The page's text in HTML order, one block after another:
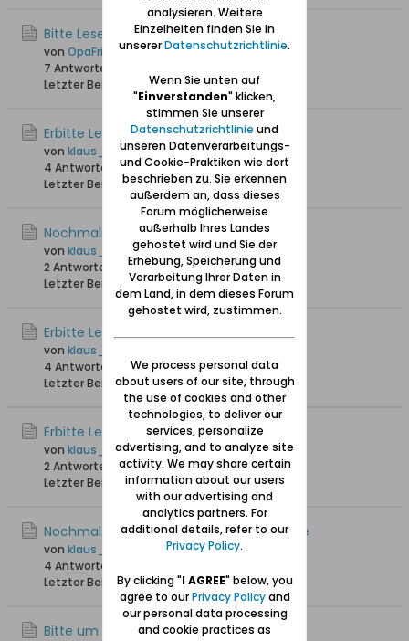
Bitte Lesehilfe…
von OpaFritz
7 Antworten
Letzter Beitrag
30.04.2026, 18:04
Erbitte Lesehilfe
von klaus_skibowski
4 Antworten
1.430 Hits0 Likes
Letzter Beitrag10.12.2025, 06:38
Nochmalige Lesehilfe
von klaus_skibowski
2 Antworten
2.586 Hits0 Likes
Letzter Beitrag
17.08.2025, 21:12
Erbitte Lesehilfe
von klaus_skibowski
4 Antworten
1.796 Hits0 Likes
Letzter Beitrag17.08.2025, 19:17
Erbitte Lesehilfe
von klaus_skibowski
2 Antworten
1.580 Hits 0 Likes
Letzter Beitrag02.08.2025, 22:42
Nochmals Lesehilfe einer Geburtsurkunde
von klaus_skibowski
4 Antworten
Letzter Beitrag 21.07.2025, 13:34
Bitte um Lesehilfe einer Geburtsurkunde
analysieren. Weitere
Einzelheiten finden Sie in
unsererDatenschutzrichtlinie.
Wenn Sie unten auf
"Einverstanden" klicken,
stimmen Sie unserer
Datenschutzrichtlinie und
unseren Datenverarbeitungs-
und Cookie-Praktiken wie dort
beschrieben zu. Sie erkennen
außerdem an, dass dieses
Forum möglicherweise
außerhalb Ihres Landes
gehostet wird und Sie der
Erhebung, Speicherung und
Verarbeitung Ihrer Daten in
dem Land, in dem dieses Forum
gehostet wird, zustimmen.
We process personal data
about users of our site, through
the use of cookies and other
technologies, to deliver our
services, personalize
advertising, and to analyze site
activity. We may share certain
information about our users
with our advertising and
analytics partners. For
additional details, refer to our
Privacy Policy.
By clicking "I AGREE" below, you
agree to ourPrivacy Policyand
our personal data processing
and cookie practices as